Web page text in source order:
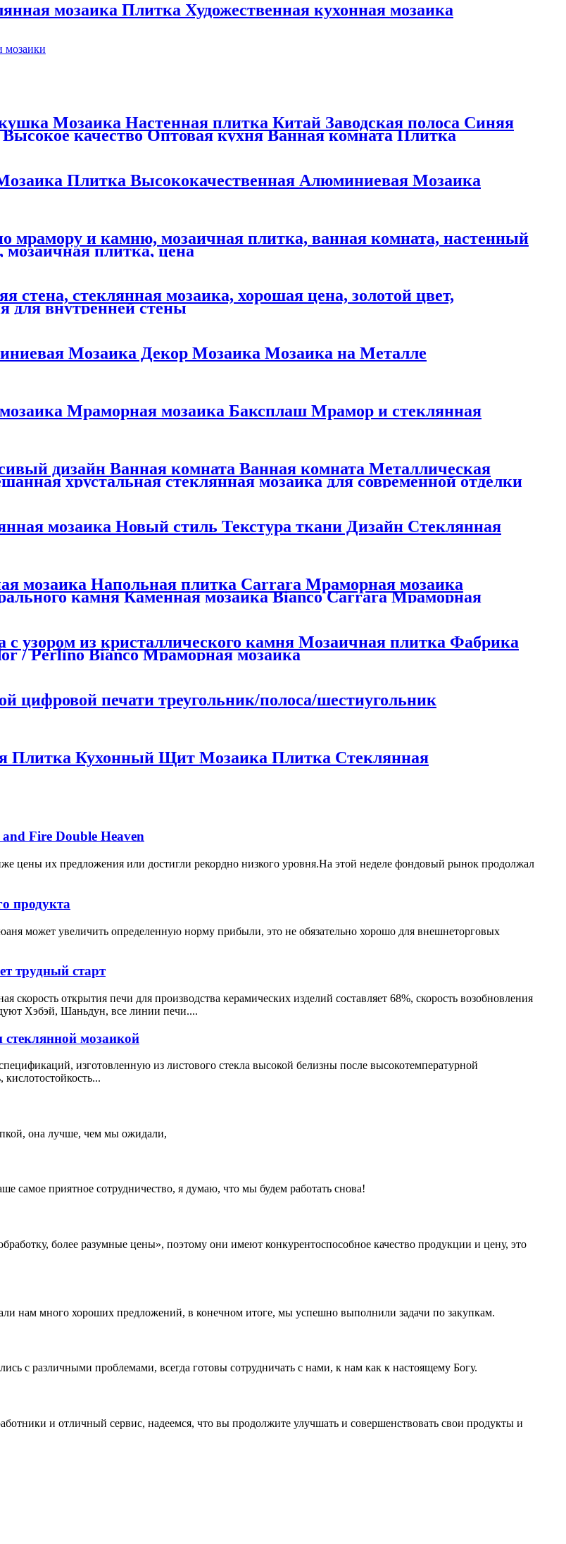
мозаика Плитка Художественная кухонная мозаика
Мозаика Настенная плитка Китай Заводская полоса Синяя
качество Оптовая кухня Ванная комната Плитка
Плитка Высококачественная Алюминиевая Мозаика
мрамору и камню, мозаичная плитка, ванная комната, настенный
плитка, цена
стена, стеклянная мозаика, хорошая цена, золотой цвет,
для внутренней стены
Мозаика Декор Мозаика Мозаика на Металле
Мраморная мозаика Баксплаш Мрамор и стеклянная
дизайн Ванная комната Ванная комната Металлическая
хрустальная стеклянная мозаика для современной отделки
мозаика Новый стиль Текстура ткани Дизайн Стеклянная
мозаика Напольная плитка Carrara Мраморная мозаика
камня Каменная мозаика Bianco Carrara Мраморная
елочка Мозаика для интерьера
узором из кристаллического камня Мозаичная плитка Фабрика
/ Perlino Bianco Мраморная мозаика
цифровой печати треугольник/полоса/шестиугольник
Плитка Кухонный Щит Мозаика Плитка Стеклянная
Fire Double Heaven
цены их предложения или достигли рекордно низкого уровня.На этой неделе фондовый рынок продолжал
продукта
может увеличить определенную норму прибыли, это не обязательно хорошо для внешнеторговых
трудный старт
открытия печи для производства керамических изделий составляет 68%, скорость возобновления
Хэбэй, Шаньдун, все линии печи....
мозаикой
изготовленную из листового стекла высокой белизны после высокотемпературной
она лучше, чем мы ожидали,
самое приятное сотрудничество, я думаю, что мы будем работать снова!
более разумные цены», поэтому они имеют конкурентоспособное качество продукции и цену, это
нам много хороших предложений, в конечном итоге, мы успешно выполнили задачи по закупкам.
с различными проблемами, всегда готовы сотрудничать с нами, к нам как к настоящему Богу.
и отличный сервис, надеемся, что вы продолжите улучшать и совершенствовать свои продукты и